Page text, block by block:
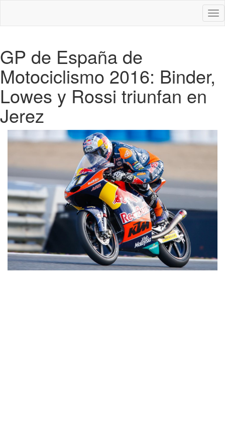
GP de España de
Motociclismo 2016: Binder,
Lowes y Rossi triunfan en
Jerez